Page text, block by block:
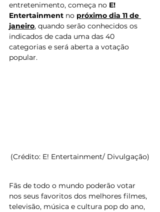
entretenimento, começa no E!
Entertainment no próximo dia 11 de
janeiro, quando serão conhecidos os
indicados de cada uma das 40
categorias e será aberta a votação
popular.
(Crédito: E! Entertainment/ Divulgação)
Fãs de todo o mundo poderão votar
nos seus favoritos dos melhores filmes,
televisão, música e cultura pop do ano,